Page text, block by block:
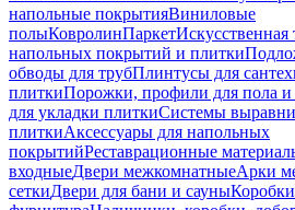
напольные покрытияВиниловые
полыКовролинПаркетИскусственная
напольных покрытий и плитки
обводы для трубПлинтусы для
плиткиПорожки, профили для пола и
для укладки плиткиСистемы
плиткиАксессуары для напольных
покрытийРеставрационные
входныеДвери межкомнатныеАрки
сеткиДвери для бани и сауны